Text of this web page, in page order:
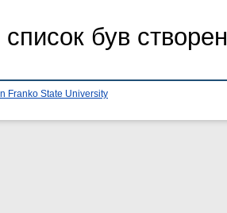
був
Franko State University